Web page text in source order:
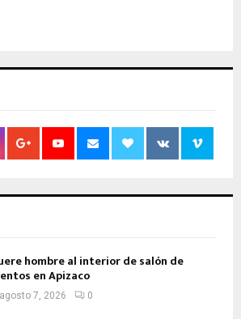
hombre al interior de salón de
en Apizaco
agosto 7, 2026 0